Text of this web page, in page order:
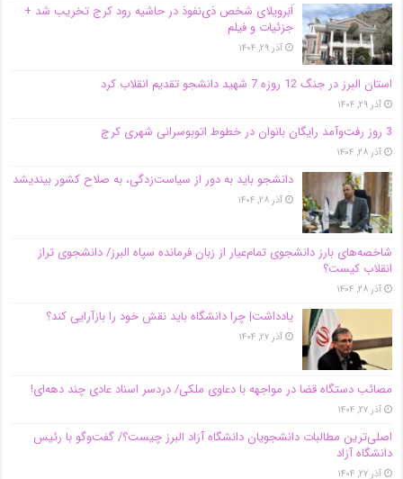
اَبَر‌ویلای شخص ذی‌نفوذ در حاشیه‌ رود کرج تخریب شد +
جزئیات و فیلم
آذر ۲۹, ۱۴۰۴
استان البرز در جنگ 12 روزه 7 شهید دانشجو تقدیم انقلاب کرد
آذر ۲۹, ۱۴۰۴
3 روز رفت‌وآمد رایگان بانوان در خطوط اتوبوسرانی شهری کرج
آذر ۲۸, ۱۴۰۴
دانشجو باید به دور از سیاست‌زدگی، به صلاح کشور بیندیشد
آذر ۲۸, ۱۴۰۴
شاخصه‌های بارز دانشجوی تمام‌عیار از زبان فرمانده سپاه البرز/ دانشجوی تراز
انقلاب کیست؟
آذر ۲۸, ۱۴۰۴
یادداشت| چرا دانشگاه باید نقش خود را بازآرایی کند؟
آذر ۲۷, ۱۴۰۴
مصائب دستگاه قضا در مواجهه با دعاوی ملکی/ دردسر اسناد عادی چند‌ دهه‌ای!
آذر ۲۷, ۱۴۰۴
اصلی‌ترین مطالبات دانشجویان دانشگاه آزاد البرز چیست؟/ گفت‌وگو با رئیس
دانشگاه آز‌اد
آذر ۲۷, ۱۴۰۴